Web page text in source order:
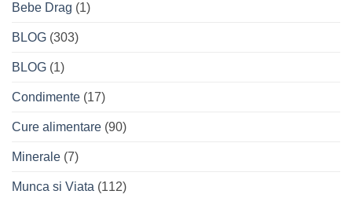
Bebe Drag (1)
BLOG (303)
BLOG (1)
Condimente (17)
Cure alimentare (90)
Minerale (7)
Munca si Viata (112)